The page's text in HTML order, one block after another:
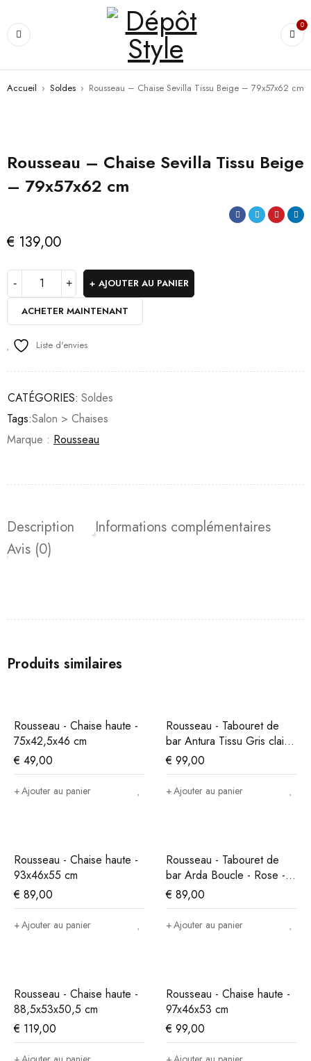
0
Accueil › Soldes › Rousseau – Chaise Sevilla Tissu Beige – 79x57x62 cm
Rousseau – Chaise Sevilla Tissu Beige
– 79x57x62 cm
€ 139,00
AJOUTER AU PANIER
ACHETER MAINTENANT
Liste d'envies
CATÉGORIES: Soldes
Tags:Salon > Chaises
Marque : Rousseau
Description
Informations complémentaires
Avis (0)
Produits similaires
Rousseau - Chaise haute -
75x42,5x46 cm
€ 49,00
Ajouter au panier
Rousseau - Tabouret de
bar Antura Tissu Gris clair -
97x46x53 cm
€ 99,00
Ajouter au panier
Rousseau - Chaise haute -
93x46x55 cm
€ 89,00
Ajouter au panier
Rousseau - Tabouret de
bar Arda Boucle - Rose -
86x49x46 cm
€ 89,00
Ajouter au panier
Rousseau - Chaise haute -
88,5x53x50,5 cm
€ 119,00
Rousseau - Chaise haute -
97x46x53 cm
€ 99,00